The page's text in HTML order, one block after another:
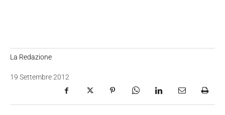
La Redazione
19 Settembre 2012